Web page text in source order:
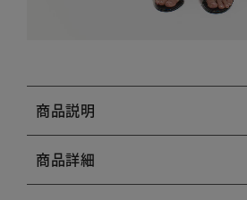
商品説明
商品詳細